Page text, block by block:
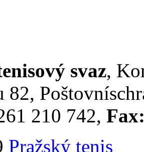
svaz,
82,
210 742,
Pražský tenis